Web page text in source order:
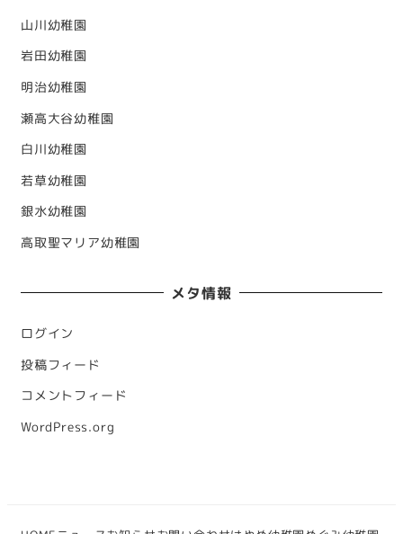
山川幼稚園
岩田幼稚園
明治幼稚園
瀬高大谷幼稚園
白川幼稚園
若草幼稚園
銀水幼稚園
高取聖マリア幼稚園
メタ情報
ログイン
投稿フィード
コメントフィード
WordPress.org